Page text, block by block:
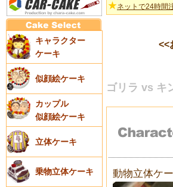
キャラクター
ケーキ
似顔絵ケーキ
カップル
似顔絵ケーキ
立体ケーキ
乗物立体ケーキ
★ネットで24時間
<<
ゴリラ vs キ
動物立体ケ